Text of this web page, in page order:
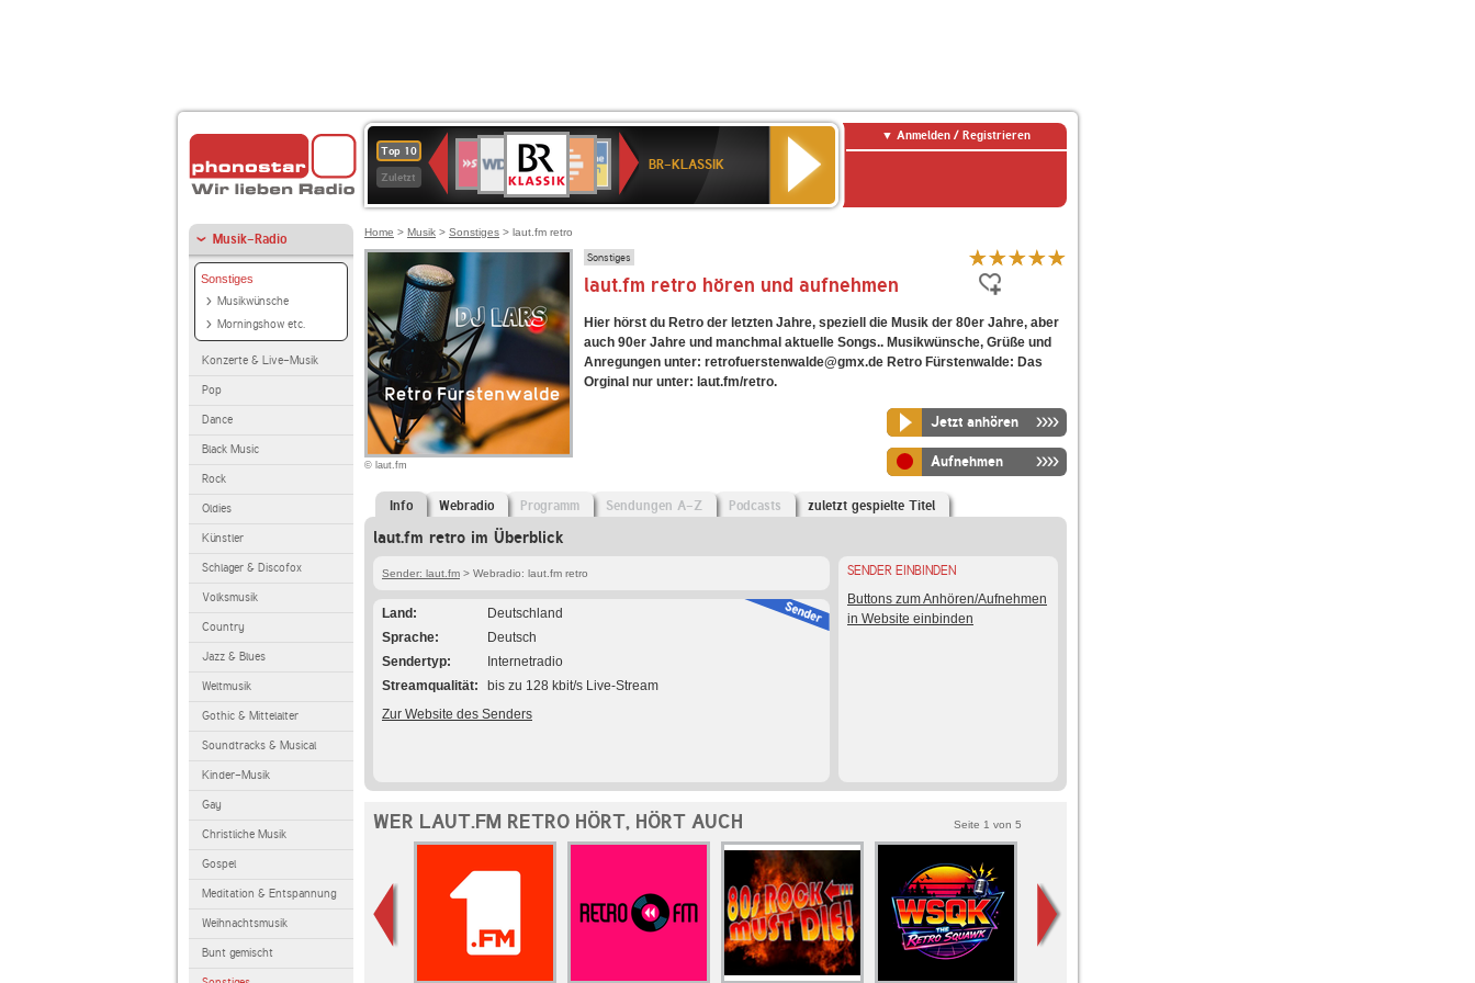
Top 10
Zuletzt
Deutschlandfunk
80er
90er
OLDIE
ANTENNE
4
BR-
KLASSIK
Deutschlandfunk
Kultur
ANTENNE
BAYERN
SWR
Kultur
NDR
2
BR-KLASSIK
Anmelden / Registrieren
Musik-Radio
Sonstiges
Musikwünsche
Morningshow etc.
Konzerte & Live-Musik
Pop
Dance
Black Music
Rock
Oldies
Künstler
Schlager & Discofox
Volksmusik
Country
Jazz & Blues
Weltmusik
Gothic & Mittelalter
Soundtracks & Musical
Kinder-Musik
Gay
Christliche Musik
Gospel
Meditation & Entspannung
Weihnachtsmusik
Bunt gemischt
Home > Musik > Sonstiges > laut.fm retro
© laut.fm
Sonstiges
laut.fm retro hören und aufnehmen
Hier hörst du Retro der letzten Jahre, speziell die Musik der 80er Jahre, aber
auch 90er Jahre und manchmal aktuelle Songs.. Musikwünsche, Grüße und
Anregungen unter: retrofuerstenwalde@gmx.de Retro Fürstenwalde: Das
Orginal nur unter: laut.fm/retro.
Jetzt anhören
Aufnehmen
Info Webradio Programm Sendungen A-Z Podcasts zuletzt gespielte Titel
laut.fm retro im Überblick
Sender: laut.fm > Webradio: laut.fm retro
Land
Deutschland
Sprache
Deutsch
Sendertyp
Internetradio
Streamqualität
bis zu 128 kbit/s Live-Stream
Zur Website des Senders
SENDER EINBINDEN
Buttons zum Anhören/Aufnehmen
in Website einbinden
WER LAUT.FM RETRO HÖRT, HÖRT AUCH Seite 1 von 5